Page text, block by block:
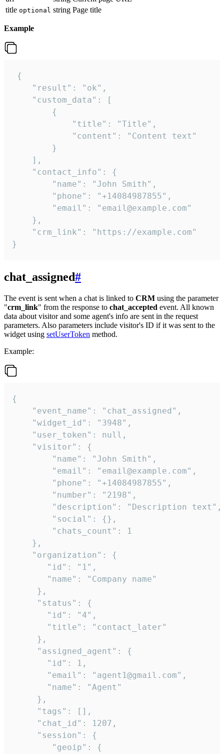
title optional string Page title
Example
{
    "result": "ok",
    "custom_data": [
        {
            "title": "Title",
            "content": "Content text"
        }
    ],
    "contact_info": {
        "name": "John Smith",
        "phone": "+14084987855",
        "email": "email@example.com"
    },
    "crm_link": "https://example.com"
}
chat_assigned#
The event is sent when a chat is linked to CRM using the parameter
"crm_link" from the response to chat_accepted event. All known
data about visitor and some agent's info are sent in the request
parameters. Also parameters include visitor's ID if it was sent to the
widget using setUserToken method.
Example:
{
    "event_name": "chat_assigned",
    "widget_id": "3948",
    "user_token": null,
    "visitor": {
        "name": "John Smith",
        "email": "email@example.com",
        "phone": "+14084987855",
        "number": "2198",
        "description": "Description text",
        "social": {},
        "chats_count": 1
    },
    "organization": {
       "id": "1",
       "name": "Company name"
     },
     "status": {
       "id": "4",
       "title": "contact_later"
     },
     "assigned_agent": {
       "id": 1,
       "email": "agent1@gmail.com",
       "name": "Agent"
     },
     "tags": [],
     "chat_id": 1207,
     "session": {
        "geoip": {